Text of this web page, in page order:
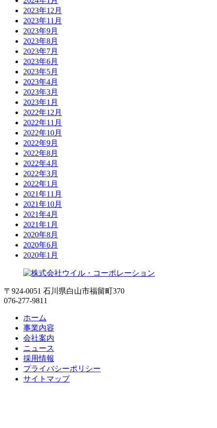
2023年12月
2023年11月
2023年9月
2023年8月
2023年7月
2023年6月
2023年5月
2023年4月
2023年3月
2023年1月
2022年12月
2022年11月
2022年10月
2022年9月
2022年8月
2022年4月
2022年3月
2022年1月
2021年11月
2021年10月
2021年4月
2021年1月
2020年8月
2020年6月
2020年1月
〒924-0051 石川県白山市福留町370
076-277-9811
ホーム
事業内容
会社案内
ニュース
採用情報
プライバシーポリシー
サイトマップ